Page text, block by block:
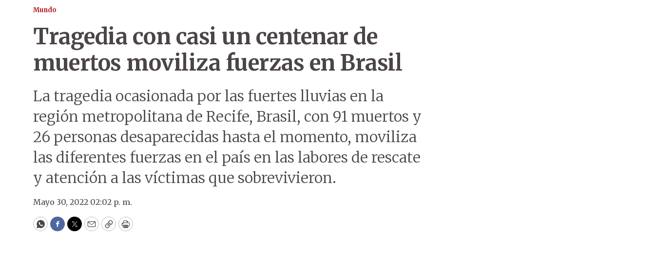
Mundo
Tragedia con casi un centenar de
muertos moviliza fuerzas en Brasil
La tragedia ocasionada por las fuertes lluvias en la
región metropolitana de Recife, Brasil, con 91 muertos y
26 personas desaparecidas hasta el momento, moviliza
las diferentes fuerzas en el país en las labores de rescate
y atención a las víctimas que sobrevivieron.
Mayo 30, 2022 02:02 p. m.
WhatsApp
Facebook
Twitter
EmailCopyPrint